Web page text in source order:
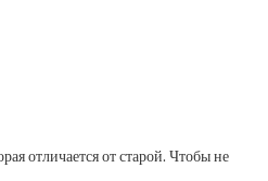
отличается от старой. Чтобы не